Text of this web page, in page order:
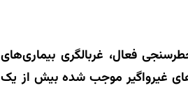
فعال، غربالگری بیماری‌های
غیرواگیر موجب شده بیش از یک